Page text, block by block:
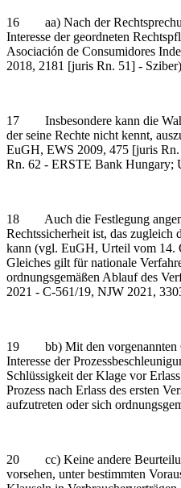
16 aa) Nach der
Interesse der geordneten
Asociación de Consumidores
2018, 2181 [juris Rn. 51] -
17 Insbesondere kann die
der seine Rechte nicht kennt,
EuGH, EWS 2009, 475 [juris
Rn. 62 - ERSTE Bank Hungary;
18 Auch die Festlegung
Rechtssicherheit ist, das zugleich
kann (vgl. EuGH, Urteil vom 14.
Gleiches gilt für nationale
ordnungsgemäßen Ablauf des
2021 - C-561/19, NJW 2021,
19 bb) Mit den vorgenannten
Interesse der
Schlüssigkeit der Klage vor
Prozess nach Erlass des ersten
aufzutreten oder sich
20 cc) Keine andere Beurteilung
vorsehen, unter bestimmten